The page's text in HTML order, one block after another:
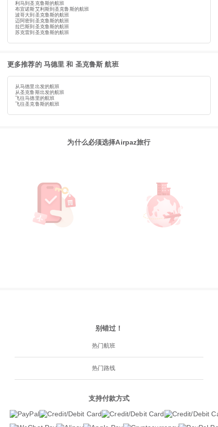
利马到圣克鲁斯的航班
布宜诺斯艾利斯到圣克鲁斯的航班
波哥大到圣克鲁斯的航班
迈阿密到圣克鲁斯的航班
拉巴斯到圣克鲁斯的航班
苏克雷到圣克鲁斯的航班
更多推荐的 马德里 和 圣克鲁斯 航班
从马德里出发的航班
从圣克鲁斯出发的航班
飞往马德里的航班
飞往圣克鲁斯的航班
为什么必须选择Airpaz旅行
别错过！
热门航班
热门路线
支持付款方式